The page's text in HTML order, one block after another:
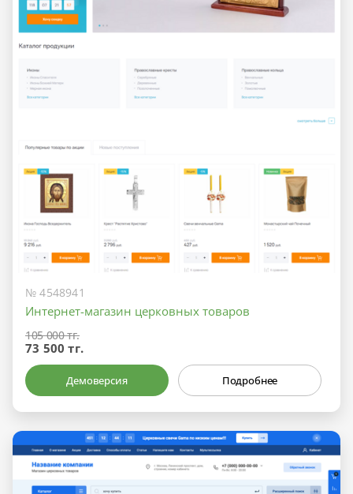
№ 4548941
Интернет-магазин церковных товаров
105 000 тг.
73 500 тг.
Демоверсия Подробнее